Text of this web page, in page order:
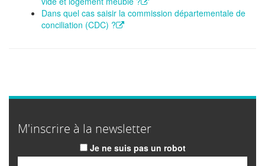
Dans quel cas saisir la commission départementale de
conciliation (CDC) ?
M'inscrire à la newsletter
Je ne suis pas un robot